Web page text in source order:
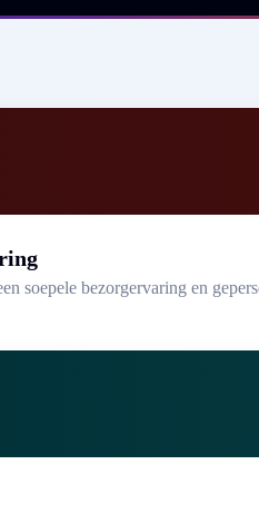
soepele bezorgervaring en